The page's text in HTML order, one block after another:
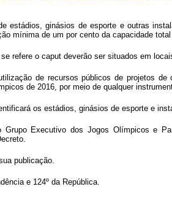
estádios, ginásios de esporte e outras
mínima de um por cento da capacidade
refere o caput deverão ser situados em
de recursos públicos de projetos
de 2016, por meio de qualquer
os estádios, ginásios de esporte e
Executivo dos Jogos Olímpicos e
publicação.
e 124º da República.